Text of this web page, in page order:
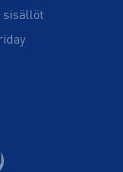
sisällöt